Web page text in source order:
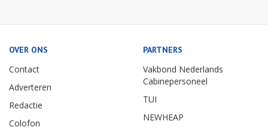
OVER ONS
Contact
Adverteren
Redactie
Colofon
PARTNERS
Vakbond Nederlands
Cabinepersoneel
TUI
NEWHEAP